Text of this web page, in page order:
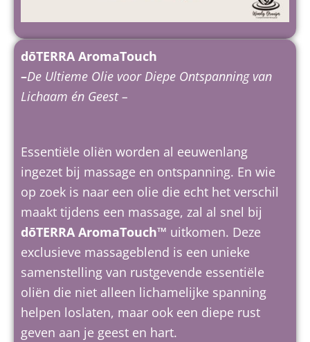
dōTERRA AromaTouch
–De Ultieme Olie voor Diepe Ontspanning van
Lichaam én Geest –
Essentiële oliën worden al eeuwenlang
ingezet bij massage en ontspanning. En wie
op zoek is naar een olie die echt het verschil
maakt tijdens een massage, zal al snel bij
dōTERRA AromaTouch™ uitkomen. Deze
exclusieve massageblend is een unieke
samenstelling van rustgevende essentiële
oliën die niet alleen lichamelijke spanning
helpen loslaten, maar ook een diepe rust
geven aan je geest en hart.